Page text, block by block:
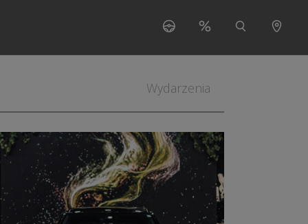
for "O nas"
Wydarzenia